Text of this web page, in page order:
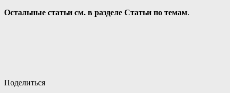
Остальные статьи см. в разделе Статьи по темам.
Поделиться